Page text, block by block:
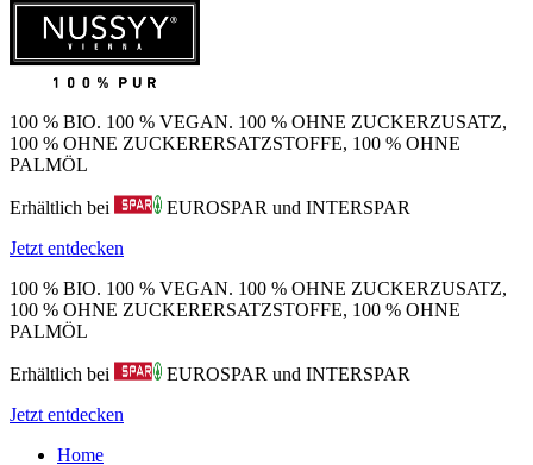
100 % BIO. 100 % VEGAN. 100 % OHNE ZUCKERZUSATZ,
100 % OHNE ZUCKERERSATZSTOFFE, 100 % OHNE
PALMÖL
Erhältlich bei
EUROSPAR und INTERSPAR
Jetzt entdecken
100 % BIO. 100 % VEGAN. 100 % OHNE ZUCKERZUSATZ,
100 % OHNE ZUCKERERSATZSTOFFE, 100 % OHNE
PALMÖL
Erhältlich bei
EUROSPAR und INTERSPAR
Jetzt entdecken
Home